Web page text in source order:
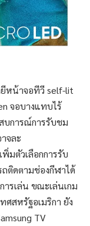
ยีหน้าจอทีวี self-lit
จอบางแทบไร้
บการณ์การรับชม
จละ
มตัวเลือกการรับ
ติดตามช่องกีฬาได้
รเล่น ขณะเล่นเกม
สหรัฐอเมริกา ยัง
TV